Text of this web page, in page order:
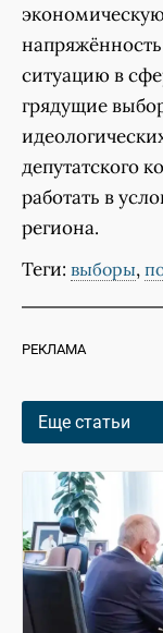
ситуацию в
грядущие
депутатского
работать в
региона.
Теги: выборы,
РЕКЛАМА
Еще статьи